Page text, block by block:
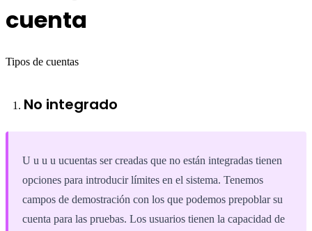
cuenta
Tipos de cuentas
No integrado
U u u u ucuentas ser creadas que no están integradas tienen
opciones para introducir límites en el sistema. Tenemos
campos de demostración con los que podemos prepoblar su
cuenta para las pruebas. Los usuarios tienen la capacidad de